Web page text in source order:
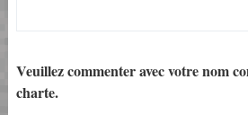
Veuillez commenter avec votre nom
charte.